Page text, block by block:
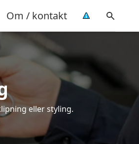
Om / kontakt
eller styling.